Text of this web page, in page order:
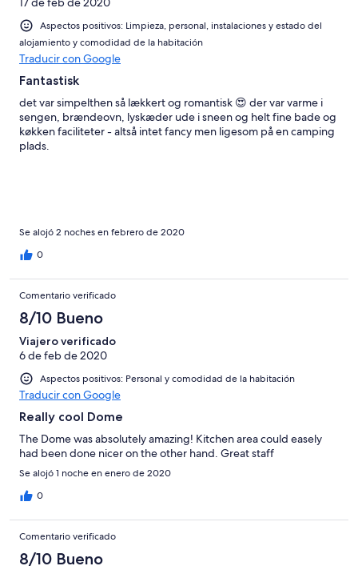
Mediocre
de
Horrible
Aspectos positivos: Limpieza, personal, instalaciones y estado del
alojamiento y comodidad de la habitación
Traducir con Google
Fantastisk
det var simpelthen så lækkert og romantisk 😍 der var varme i
sengen, brændeovn, lyskæder ude i sneen og helt fine bade og
køkken faciliteter - altså intet fancy men ligesom på en camping
plads.
Se alojó 2 noches en febrero de 2020
0
Comentario verificado
8/10 Bueno
Viajero verificado
6 de feb de 2020
Aspectos positivos: Personal y comodidad de la habitación
Traducir con Google
Really cool Dome
The Dome was absolutely amazing! Kitchen area could easely
had been done nicer on the other hand. Great staff
Se alojó 1 noche en enero de 2020
0
Comentario verificado
8/10 Bueno